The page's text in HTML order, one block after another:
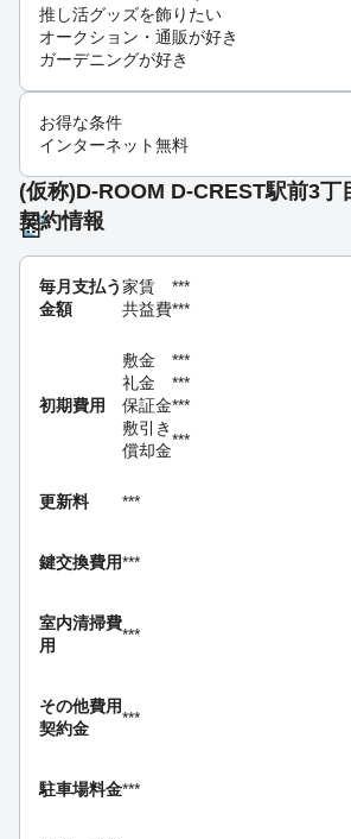
推し活グッズを飾りたい
オークション・通販が好き
ガーデニングが好き
お得な条件
インターネット無料
(仮称)D-ROOM D-CREST駅前3丁
契約情報
毎月支払う
金額
家賃
***
共益費***
初期費用
敷金
***
礼金
***
保証金***
敷引き
償却金
***
更新料 ***
鍵交換費用***
室内清掃費
用
***
その他費用
契約金
***
駐車場料金***